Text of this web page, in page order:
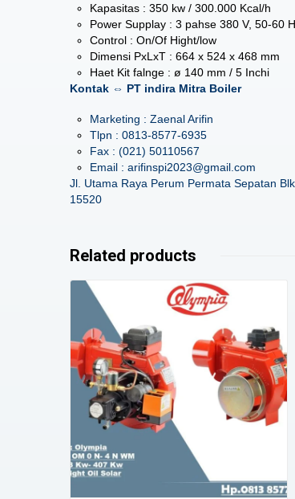
Kapasitas : 350 kw / 300.000 Kcal/h
Power Supplay : 3 pahse 380 V, 50-60
Control : On/Of Hight/low
Dimensi PxLxT : 664 x 524 x 468 mm
Haet Kit falnge : ø 140 mm / 5 Inchi
Kontak ⇔ PT indira Mitra Boiler
Marketing : Zaenal Arifin
Tlpn : 0813-8577-6935
Fax : (021) 50110567
Email : arifinspi2023@gmail.com
Jl. Utama Raya Perum Permata Sepatan
15520
Related products